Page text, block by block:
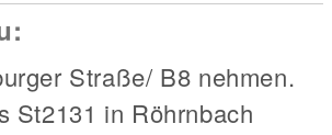
Straße/ B8 nehmen.
St2131 in Röhrnbach